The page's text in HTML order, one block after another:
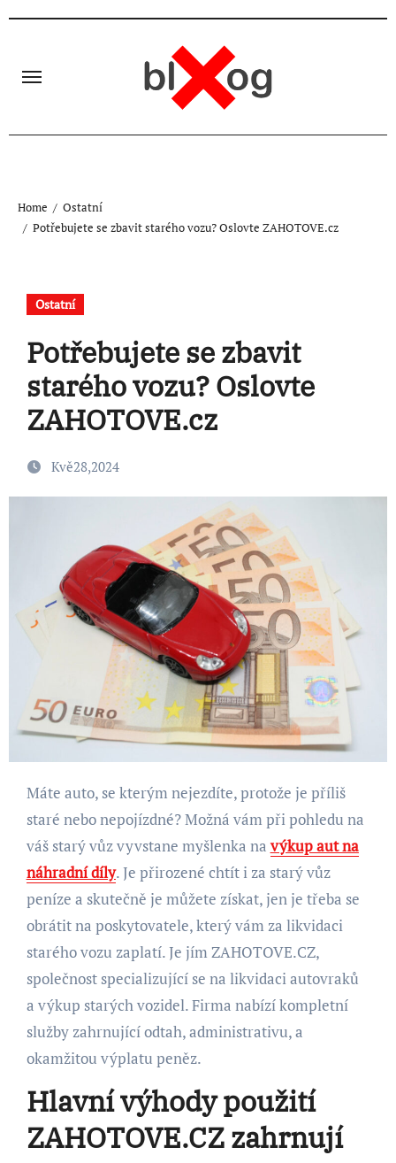
Home
Ostatní
Potřebujete se zbavit starého vozu? Oslovte ZAHOTOVE.cz
Ostatní
Potřebujete se zbavit
starého vozu? Oslovte
ZAHOTOVE.cz
Kvě28,2024
Máte auto, se kterým nejezdíte, protože je příliš
staré nebo nepojízdné? Možná vám při pohledu na
váš starý vůz vyvstane myšlenka navýkup aut na
náhradní díly. Je přirozené chtít i za starý vůz
peníze a skutečně je můžete získat, jen je třeba se
obrátit na poskytovatele, který vám za likvidaci
starého vozu zaplatí. Je jím ZAHOTOVE.CZ,
společnost specializující se na likvidaci autovraků
a výkup starých vozidel. Firma nabízí kompletní
služby zahrnující odtah, administrativu, a
okamžitou výplatu peněz.
Hlavní výhody použití
ZAHOTOVE.CZ zahrnují